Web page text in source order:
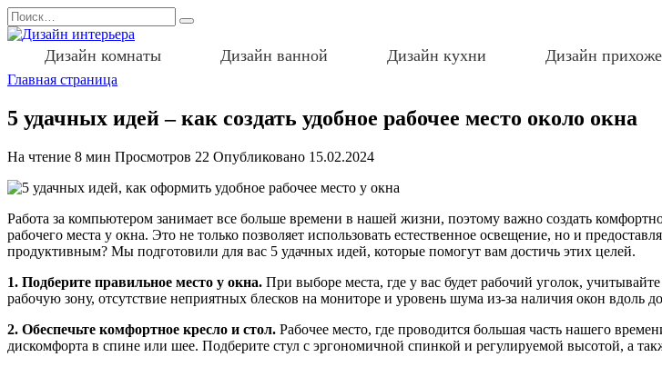
Перейти
к
содержанию
Search
for:
Дизайн комнаты Дизайн ванной Дизайн кухни Дизайн
Главная страница
5 удачных идей – как создать удобное рабочее место около окна
На чтение 8 мин Просмотров 22 Опубликовано 15.02.2024
Работа за компьютером занимает все больше времени в нашей жизни, поэтому важно создать
рабочего места у окна. Это не только позволяет использовать естественное освещение, но и
продуктивным? Мы подготовили для вас 5 удачных идей, которые помогут вам достичь этих целей.
1. Подберите правильное место у окна. При выборе места, где у вас будет рабочий уголок,
рабочую зону, отсутствие неприятных блесков на мониторе и уровень шума из-за наличия окон вдоль
2. Обеспечьте комфортное кресло и стол. Рабочее место, где проводится большая часть нашего
дискомфорта в спине или шее. Подберите стул с эргономичной спинкой и регулируемой высотой, а